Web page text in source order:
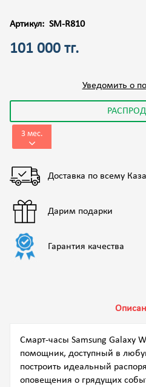
Артикул: SM-R810
101 000 тг.
Уведомить о
3 мес.
Доставка по всему
Дарим подарки
Гарантия качества
Смарт-часы Samsung Galaxy
помощник, доступный в
построить идеальный
оповещения о грядущих